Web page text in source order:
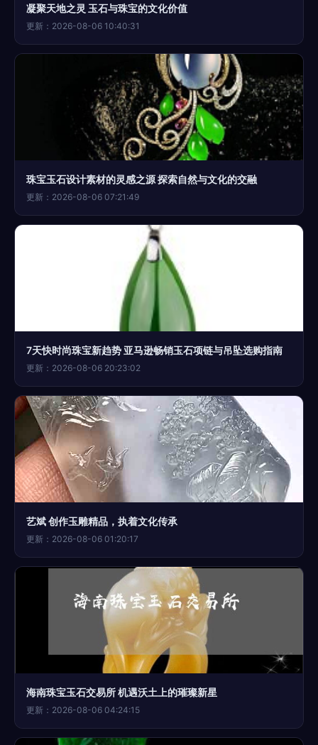
凝聚天地之灵 玉石与珠宝的文化价值
更新：2026-08-06 10:40:31
珠宝玉石设计素材的灵感之源 探索自然与文化的交融
更新：2026-08-06 07:21:49
7天快时尚珠宝新趋势 亚马逊畅销玉石项链与吊坠选购指南
更新：2026-08-06 20:23:02
艺斌 创作玉雕精品，执着文化传承
更新：2026-08-06 01:20:17
海南珠宝玉石交易所 机遇沃土上的璀璨新星
更新：2026-08-06 04:24:15